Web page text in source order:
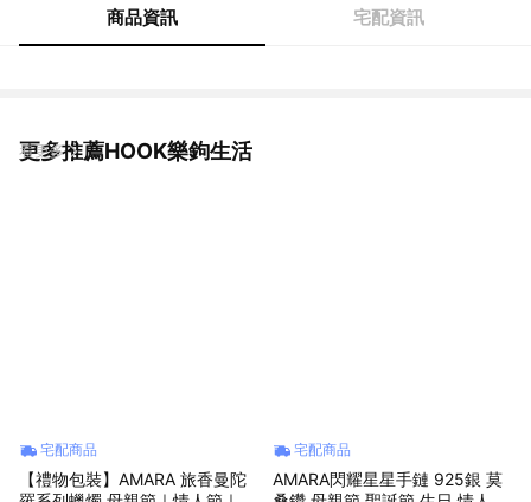
商品資訊 宅配資訊
更多推薦HOOK樂鉤生活
看更多
宅配商品
【禮物包裝】AMARA 旅香曼陀
宅配商品
AMARA閃耀星星手鏈 925銀 莫